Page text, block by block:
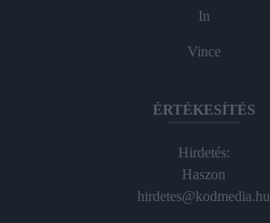
In
Vince
ÉRTÉKESÍTÉS
Hirdetés:
Haszon
hirdetes@kodmedia.hu